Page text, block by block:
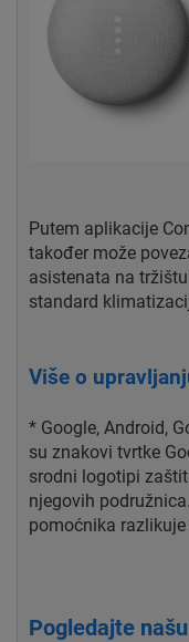
Putem aplikacije
također može
asistenata na
standard
Više o
* Google, Android,
su znakovi tvrtke
srodni logotipi
njegovih
pomoćnika
Pogledajte